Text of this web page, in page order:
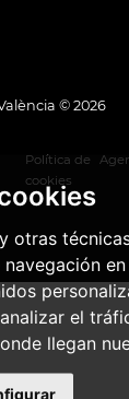
otras
el
llegan
© 2026
Política de
cookies